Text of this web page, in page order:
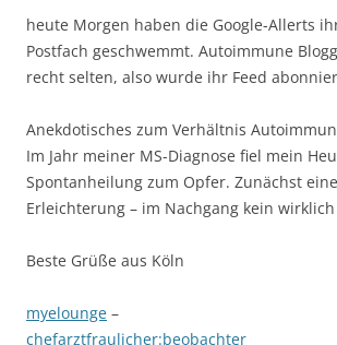
heute Morgen haben die Google-Allerts
Postfach geschwemmt. Autoimmune
recht selten, also wurde ihr Feed
Anekdotisches zum Verhältnis
Im Jahr meiner MS-Diagnose fiel mein
Spontanheilung zum Opfer. Zunächst
Erleichterung – im Nachgang kein
Beste Grüße aus Köln
myelounge –
chefarztfraulicher:beobachter